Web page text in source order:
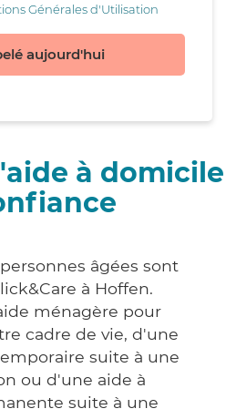
Générales d'Utilisation
aujourd'hui
à domicile
âgées sont
à Hoffen.
ménagère pour
cadre de vie, d'une
suite à une
ou d'une aide à
suite à une